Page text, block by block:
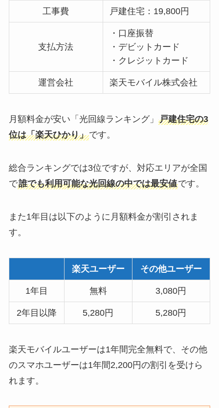
工事費 戸建住宅：19,800円
支払方法
・口座振替
・デビットカード
・クレジットカード
運営会社 楽天モバイル株式会社
月額料金が安い「光回線ランキング」 戸建住宅の3
位は「楽天ひかり」です。
総合ランキングでは3位ですが、対応エリアが全国
で誰でも利用可能な光回線の中では最安値です。
また1年目は以下のように月額料金が割引されま
す。
楽天ユーザー その他ユーザー
1年目 無料 3,080円
2年目以降 5,280円 5,280円
楽天モバイルユーザーは1年間完全無料で、その他
のスマホユーザーは1年間2,200円の割引を受けら
れます。